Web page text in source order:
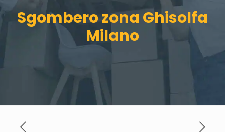
Sgombero zona Ghisolfa
Milano